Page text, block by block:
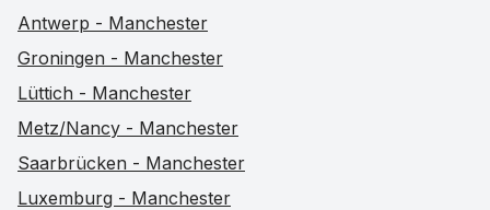
Antwerp - Manchester
Groningen - Manchester
Lüttich - Manchester
Metz/Nancy - Manchester
Saarbrücken - Manchester
Luxemburg - Manchester